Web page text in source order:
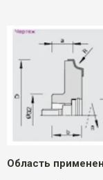
Область